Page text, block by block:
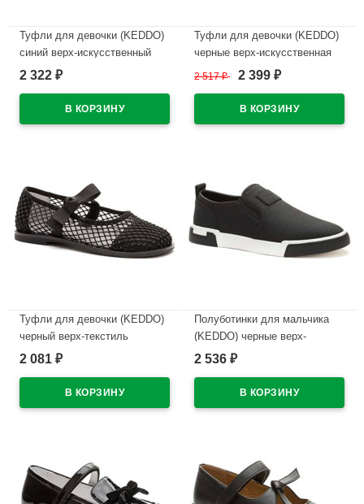
Туфли для девочки (KEDDO)
синий верх-искусственный
нубук подкладка-натуральная
2 322 ₽
Туфли для девочки (KEDDO)
черные верх-искусственная
кожа лак подкладка-
558007/03-01
2 517₽ 2 399 ₽
Туфли для девочки (KEDDO)
черный верх-текстиль
подкладка-натуральная кожа
2 081 ₽
Полуботинки для мальчика
(KEDDO) черные верх-
искусственная кожа
артикул 558145/25-01
2 536 ₽